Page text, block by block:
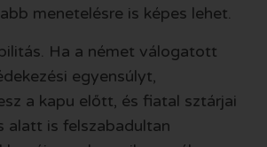
menetelésre is képes lehet.
Ha a német válogatott
egyensúlyt,
a kapu előtt, és fiatal sztárjai
alatt is felszabadultan